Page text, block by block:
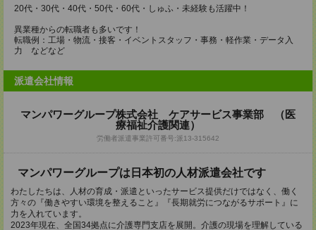
20代・30代・40代・50代・60代・しゅふ・未経験も活躍中！
異業種からの転職者も多いです！
転職例：工場・物流・接客・イベントスタッフ・事務・軽作業・データ入
力 などなど
派遣会社情報
マンパワーグループ株式会社 ケアサービス事業部 （医
療福祉介護関連）
労働者派遣事業許可番号:派13-315642
マンパワーグループは日本初の人材派遣会社です
わたしたちは、人材の育成・派遣といったサービス提供だけではなく、働く
方々の『働きやすい環境を整えること』『長期就労につながるサポート』に
力を入れています。
2023年現在、全国34拠点に介護専門支店を展開。介護の現場を理解している